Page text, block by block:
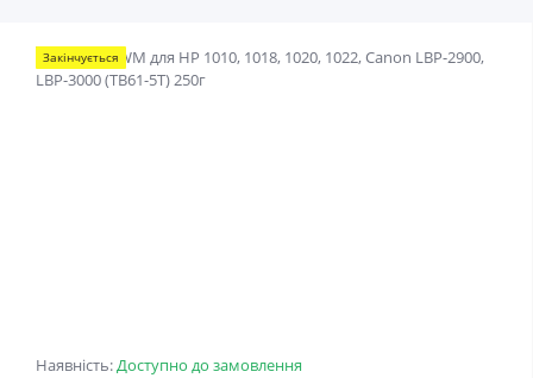
Наявність:Доступно до замовлення
Закінчується